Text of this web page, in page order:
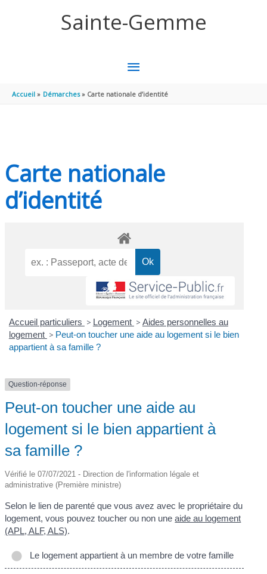
Sainte-Gemme
MENU
PRINCIPAL
Accueil Démarches Carte nationale d’identité
Carte nationale
d’identité
Accueil particuliers > Logement > Aides personnelles au
logement > Peut-on toucher une aide au logement si le bien
appartient à sa famille ?
Question-réponse
Peut-on toucher une aide au
logement si le bien appartient à
sa famille ?
Vérifié le 07/07/2021 - Direction de l'information légale et
administrative (Première ministre)
Selon le lien de parenté que vous avez avec le propriétaire du
logement, vous pouvez toucher ou non uneaide au logement
(APL, ALF, ALS).
Le logement appartient à un membre de votre famille